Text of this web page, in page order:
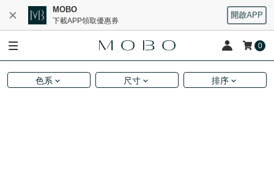
MOBO
下載APP領取優惠券
開啟APP
0
色系 尺寸 排序